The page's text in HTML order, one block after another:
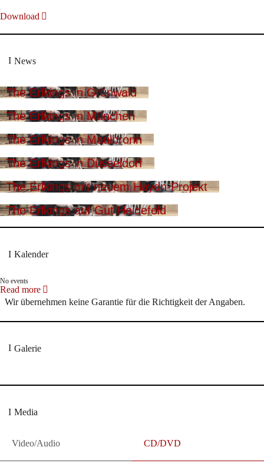
Download
News
The Erlkings in Grünwald
The Erlkings in München
The Erlkings in Maulbronn
The Erlkings in Düsseldorf
The Erlkings mit neuem Haydn-Projekt
The Erlkings auf Gut Heidefeld
Kalender
No events
Read more
Wir übernehmen keine Garantie für die Richtigkeit der Angaben.
Galerie
Media
Video/Audio CD/DVD